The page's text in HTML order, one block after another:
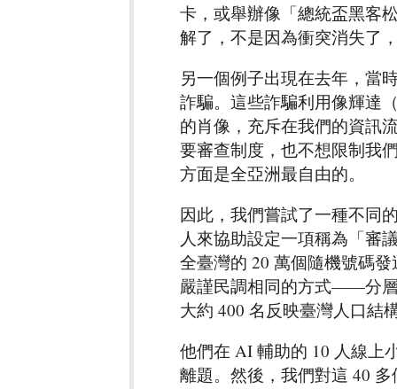
卡，或舉辦像「總統盃黑客
解了，不是因為衝突消失了
另一個例子出現在去年，當
詐騙。這些詐騙利用像輝達
的肖像，充斥在我們的資訊
要審查制度，也不想限制我
方面是全亞洲最自由的。
因此，我們嘗試了一種不同
人來協助設定一項稱為「審
全臺灣的 20 萬個隨機號碼
嚴謹民調相同的方式——分
大約 400 名反映臺灣人口結
他們在 AI 輔助的 10 人線上
離題。然後，我們對這 40